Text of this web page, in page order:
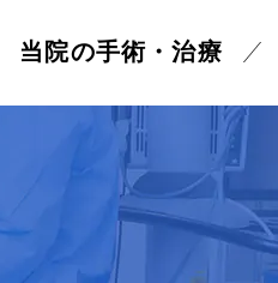
当院の手術・治療